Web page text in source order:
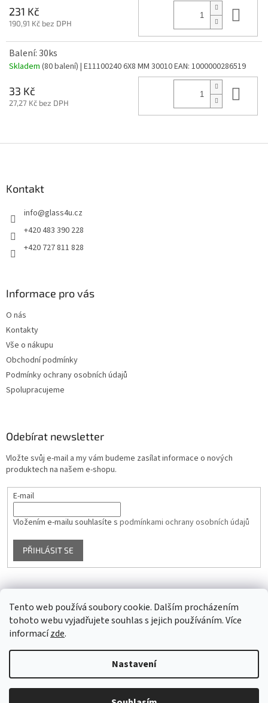
Tento web používá soubory cookie. Dalším procházením
tohoto webu vyjadřujete souhlas s jejich používáním. Více
informacízde.
Nastavení
231 Kč
190,91 Kč bez DPH
Balení: 30ks
Skladem (80 balení) | E11100240 6X8 MM 30010EAN: 1000000286519
33 Kč
27,27 Kč bez DPH
Kontakt
info@glass4u.cz
+420 483 390 228
+420 727 811 828
Informace pro vás
O nás
Kontakty
Vše o nákupu
Obchodní podmínky
Podmínky ochrany osobních údajů
Spolupracujeme
Odebírat newsletter
Vložte svůj e-mail a my vám budeme zasílat informace o nových
produktech na našem e-shopu.
E-mail
Vložením e-mailu souhlasíte s podmínkami ochrany osobních údajů
PŘIHLÁSIT SE
Facebook
Copyright 2026Glass4u.cz. Všechna práva vyhrazena.Upravit